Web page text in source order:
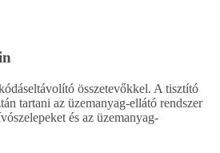
összetevőkkel. A tisztító
tartani az üzemanyag-ellátó rendszer
és az üzemanyag-